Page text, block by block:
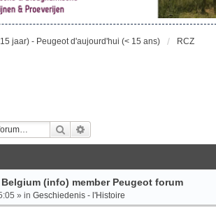
jaar) - Peugeot d'aujourd'hui (< 15 ans) RCZ
Zoek
(info) member Peugeot forum
» in Geschiedenis - l'Histoire